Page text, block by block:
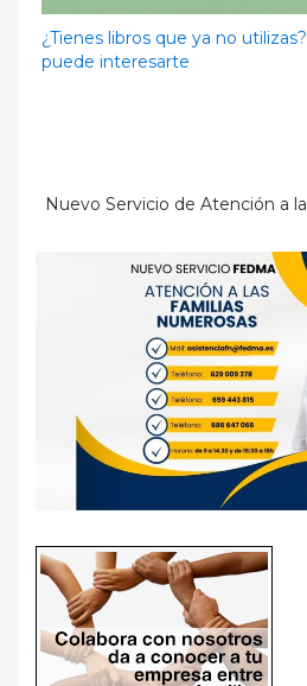
¿Tienes libros que ya no
puede interesarte
Nuevo Servicio de Atención a